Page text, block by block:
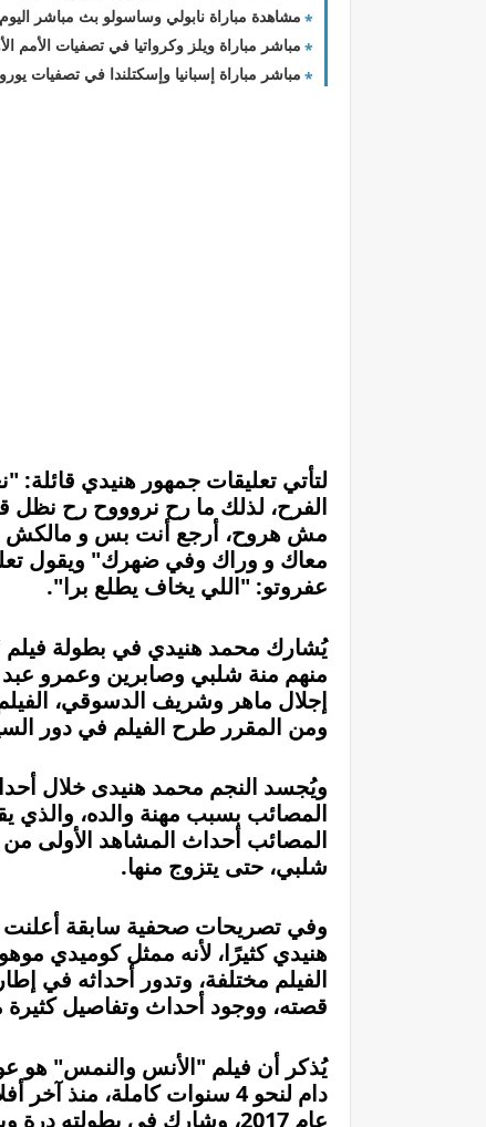
مشاهدة مباراة نابولي وساسولو بث مباشر اليوم 28-2-2023 الدوري الايطالي
مباشر مباراة ويلز وكرواتيا في تصفيات الأمم
مباشر مباراة إسبانيا وإسكتلندا في تصفيات يورو 2024
لتأتي تعليقات جمهور هنيدي
الفرح، لذلك ما رح نروووح رح نظل
مش هروح، أرجع أنت بس و مالكش
معاك و وراك وفي ضهرك" ويقول
عفروتو: "اللي يخاف يطلع برا".
يُشارك محمد هنيدي في بطولة
منهم منة شلبي وصابرين وعمرو
إجلال ماهر وشريف الدسوقي،
ومن المقرر طرح الفيلم في دور
ويُجسد النجم محمد هنيدى خلال
المصائب بسبب مهنة والده،
المصائب أحداث المشاهد الأولى
شلبي، حتى يتزوج منها.
وفي تصريحات صحفية سابقة أعلنت
هنيدي كثيرًا، لأنه ممثل كوميدي
الفيلم مختلفة، وتدور أحداثه في
قصته، ووجود أحداث وتفاصيل
يُذكر أن فيلم "الأنس والنمس" هو
دام لنحو 4 سنوات كاملة،
عام 2017، وشارك في